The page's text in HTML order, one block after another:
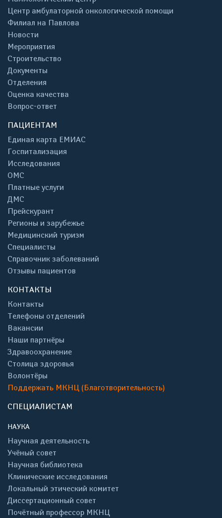
Центр амбулаторной онкологической помощи
Филиал на Павлова
Новости
Мероприятия
Строительство
Документы
Отделения
Оценка качества
Вопрос-ответ
ПАЦИЕНТАМ
Единая карта ЕМИАС
Госпитализация
Исследования
ОМС
Платные услуги
ДМС
Прейскурант
Регионы и зарубежье
Медицинский туризм
Специалисты
Справочник заболеваний
Отзывы пациентов
КОНТАКТЫ
Контакты
Телефоны отделений
Вакансии
Наши партнёры
Здравоохранение
Столица здоровья
Волонтёры
Поддержать МКНЦ (Благотворительность)
СПЕЦИАЛИСТАМ
НАУКА
Научная деятельность
Учёный совет
Научная библиотека
Клинические исследования
Локальный этический комитет
Диссертационный совет
Почётный профессор МКНЦ